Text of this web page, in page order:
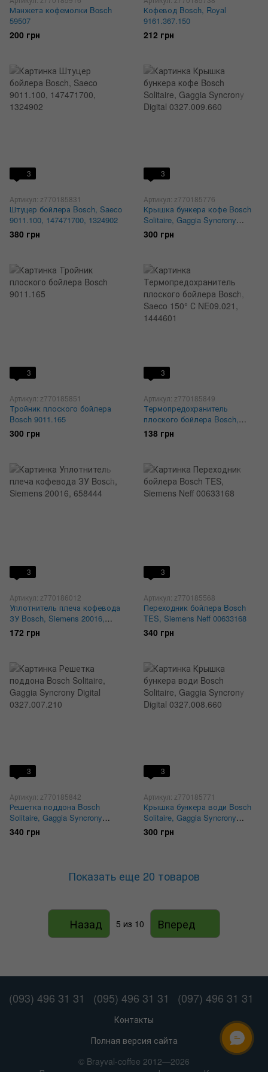
Манжета кофемолки Bosch
59507
200 грн
Кофевод Bosch, Royal
9161.367.150
212 грн
3
Артикул: z770185831
Штуцер бойлера Bosch, Saeco
9011.100, 147471700, 1324902
380 грн
3
Артикул: z770185776
Крышка бункера кофе Bosch
Solitaire, Gaggia Syncrony
Digital 0327.009.660
300 грн
3
Артикул: z770185851
Тройник плоского бойлера
Bosch 9011.165
300 грн
3
Артикул: z770185849
Термопредохранитель
плоского бойлера Bosch,
Saeco NE09.021, 1444601
138 грн
3
Артикул: z770186012
Уплотнитель плеча кофевода
ЗУ Bosch, Siemens 20016,
658444
172 грн
3
Артикул: z770185568
Переходник бойлера Bosch
TES, Siemens Neff 00633168
340 грн
3
Артикул: z770185842
Решетка поддона Bosch
Solitaire, Gaggia Syncrony
Digital 0327.007.210
340 грн
3
Артикул: z770185771
Крышка бункера води Bosch
Solitaire, Gaggia Syncrony
Digital 0327.008.660
300 грн
Показать еще 20 товаров
Назад 5 из 10 Вперед
(093) 496 31 31 (095) 496 31 31 (097) 496 31 31
Контакты
Полная версия сайта
© Brayval-coffee 2012—2026
ОНЛАЙН ЧАТ